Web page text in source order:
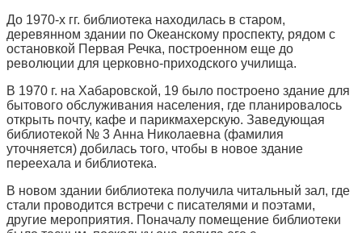
До 1970-х гг. библиотека находилась в старом,
деревянном здании по Океанскому проспекту, рядом с
остановкой Первая Речка, построенном еще до
революции для церковно-приходского училища.
В 1970 г. на Хабаровской, 19 было построено здание для
бытового обслуживания населения, где планировалось
открыть почту, кафе и парикмахерскую. Заведующая
библиотекой № 3 Анна Николаевна (фамилия
уточняется) добилась того, чтобы в новое здание
переехала и библиотека.
В новом здании библиотека получила читальный зал, где
стали проводится встречи с писателями и поэтами,
другие мероприятия. Поначалу помещение библиотеки